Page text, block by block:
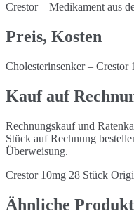
Crestor – Medikament aus
Preis, Kosten
Cholesterinsenker – Crestor
Kauf auf
Rechnungskauf und
Stück auf Rechnung
Überweisung.
Crestor 10mg 28 Stück
Ähnliche